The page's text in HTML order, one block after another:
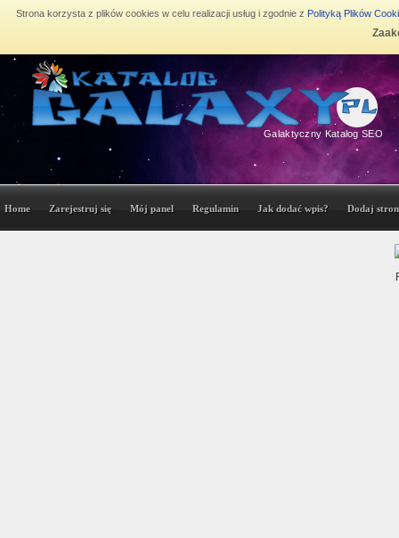
Strona korzysta z plików cookies w celu realizacji usług i zgodnie z Polityką Plików
Galaktyczny Katalog SEO
Home Zarejestruj się Mój panel Regulamin Jak dodać wpis? Dodaj